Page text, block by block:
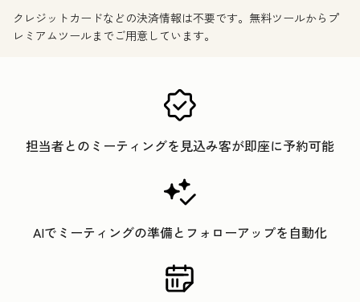
クレジットカードなどの決済情報は不要です。無料ツールからプ
レミアムツールまでご用意しています。
担当者とのミーティングを見込み客が即座に予約可能
AIでミーティングの準備とフォローアップを自動化